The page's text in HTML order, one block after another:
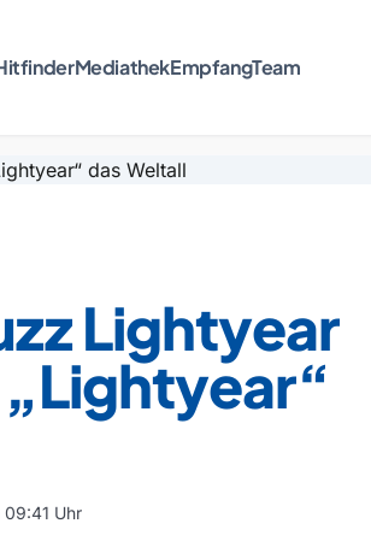
MediathekEmpfangTeam
Lightyear
Uhr